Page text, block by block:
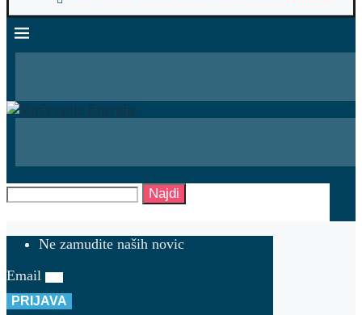
Najdi
Ne zamudite naših novic
Email
PRIJAVA